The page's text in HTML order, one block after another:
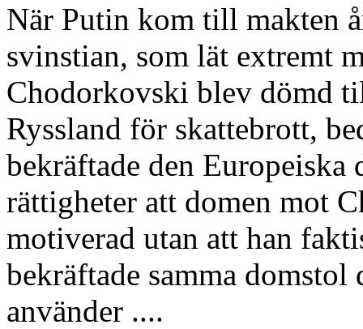
När Putin kom till makten
svinstian, som lät extremt
Chodorkovski blev dömd
Ryssland för skattebrott,
bekräftade den
rättigheter att domen mot
motiverad utan att han
bekräftade samma
använder ....